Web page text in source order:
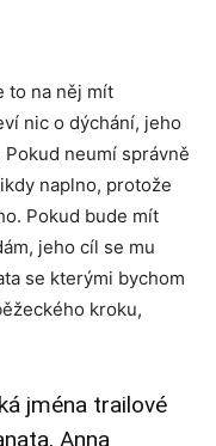
to na něj mít
nic o dýchání, jeho
neumí správně
naplno, protože
Pokud bude mít
jeho cíl se mu
se kterými bychom
kroku,
jména trailové
Anna